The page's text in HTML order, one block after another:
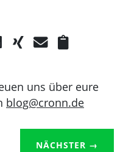
uns über eure
blog@cronn.de
NÄCHSTER →